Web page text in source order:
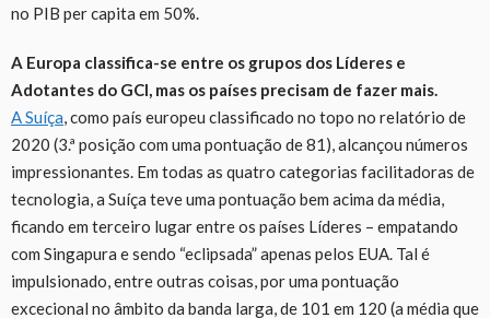
no PIB per capita em 50%.
A Europa classifica-se entre os grupos dos Líderes e
Adotantes do GCI, mas os países precisam de fazer mais.
A Suíça, como país europeu classificado no topo no relatório de
2020 (3.ª posição com uma pontuação de 81), alcançou números
impressionantes. Em todas as quatro categorias facilitadoras de
tecnologia, a Suíça teve uma pontuação bem acima da média,
ficando em terceiro lugar entre os países Líderes – empatando
com Singapura e sendo “eclipsada” apenas pelos EUA. Tal é
impulsionado, entre outras coisas, por uma pontuação
excecional no âmbito da banda larga, de 101 em 120 (a média que